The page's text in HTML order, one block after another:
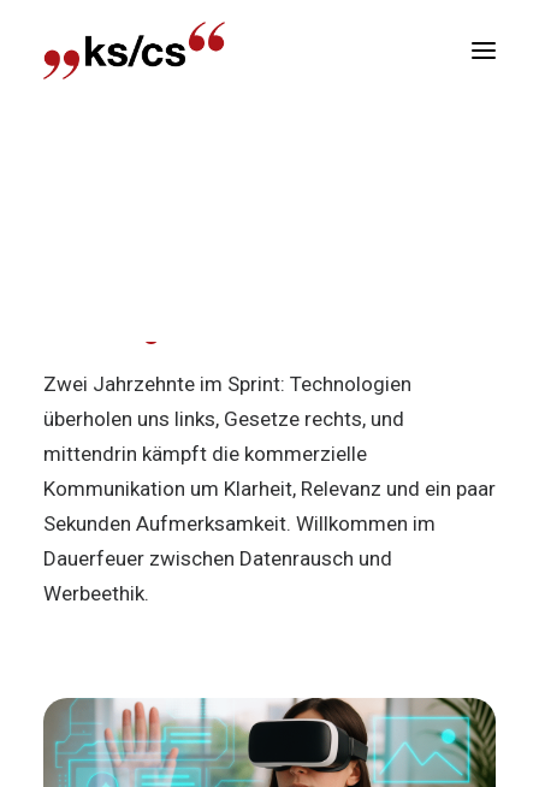
Zwei Jahrzehnte im Sprint: Technologien
überholen uns links, Gesetze rechts, und
mittendrin kämpft die kommerzielle
Kommunikation um Klarheit, Relevanz und ein paar
Sekunden Aufmerksamkeit. Willkommen im
Dauerfeuer zwischen Datenrausch und
Werbeethik.